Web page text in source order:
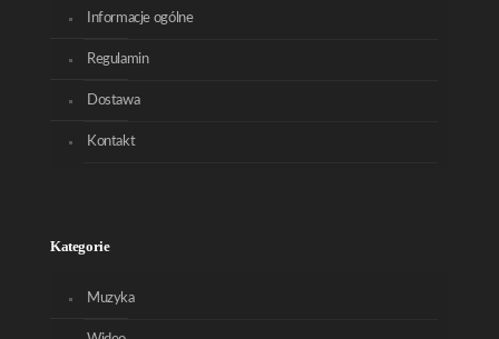
Informacje ogólne
Regulamin
Dostawa
Kontakt
Kategorie
Muzyka